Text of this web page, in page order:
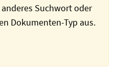
Suchwort oder
Dokumenten-Typ aus.